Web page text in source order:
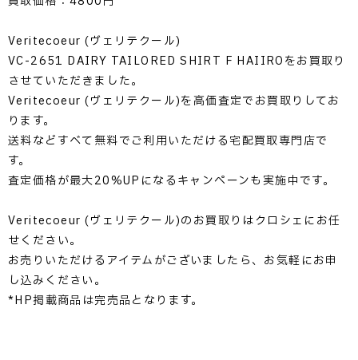
Veritecoeur (ヴェリテクール)
VC-2651 DAIRY TAILORED SHIRT F HAIIROをお買取り
させていただきました。
Veritecoeur (ヴェリテクール)を高価査定でお買取りしてお
ります。
送料などすべて無料でご利用いただける宅配買取専門店で
す。
査定価格が最大20%UPになるキャンペーンも実施中です。
Veritecoeur (ヴェリテクール)のお買取りはクロシェにお任
せください。
お売りいただけるアイテムがございましたら、お気軽にお申
し込みください。
*HP掲載商品は完売品となります。